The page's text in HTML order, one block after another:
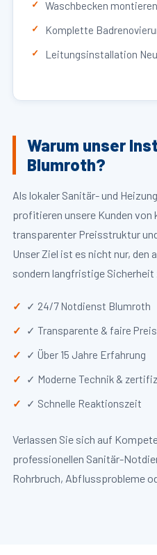
Waschbecken montieren
Komplette
Leitungsinstallation
Warum unser
Blumroth?
Als lokaler Sanitär- und
profitieren unsere Kunden von
transparenter Preisstruktur
Unser Ziel ist es nicht nur, den
sondern langfristige
✓ 24/7 Notdienst Blumroth
✓ Transparente & faire
✓ Über 15 Jahre Erfahrung
✓ Moderne Technik &
✓ Schnelle Reaktionszeit
Verlassen Sie sich auf
professionellen Sanitär-
Rohrbruch, Abflussprobleme